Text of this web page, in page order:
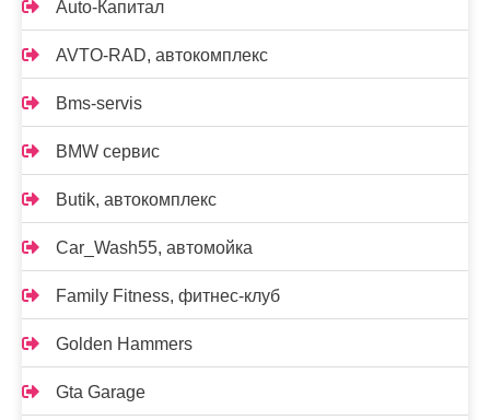
Auto-Капитал
AVTO-RAD, автокомплекс
Bms-servis
BMW сервис
Butik, автокомплекс
Car_Wash55, автомойка
Family Fitness, фитнес-клуб
Golden Hammers
Gta Garage